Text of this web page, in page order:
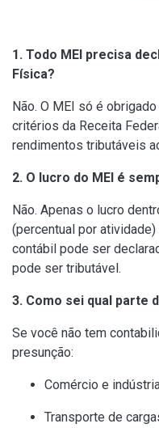
1. Todo MEI precisa
Física?
Não. O MEI só é
critérios da Receita
rendimentos tributáveis
2. O lucro do MEI é
Não. Apenas o lucro
(percentual por
contábil pode ser
pode ser tributável.
3. Como sei qual parte
Se você não tem
presunção:
Comércio e
Transporte de